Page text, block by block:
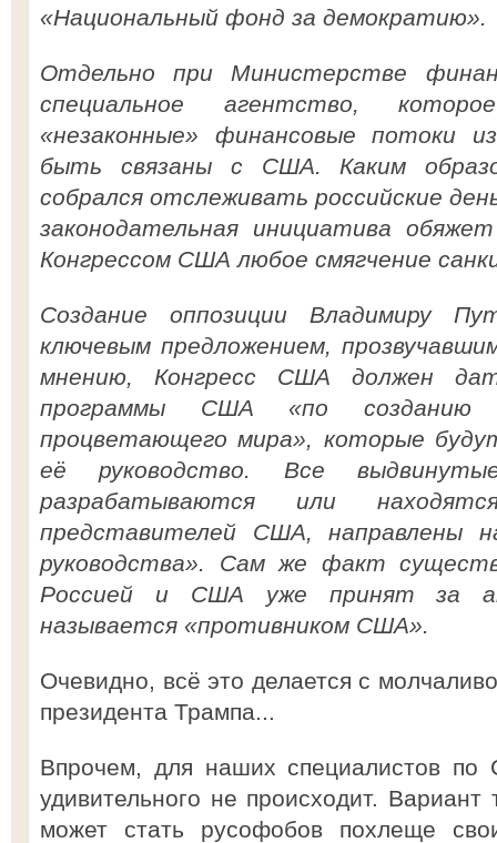
«Национальный фонд за демократию».
Отдельно при Министерстве
специальное агентство,
«незаконные» финансовые потоки
быть связаны с США. Каким
собрался отслеживать российские
законодательная инициатива
Конгрессом США любое смягчение
Создание оппозиции Владимиру
ключевым предложением,
мнению, Конгресс США должен
программы США «по созданию
процветающего мира», которые
её руководство. Все
разрабатываются или
представителей США, направлены
руководства». Сам же факт
Россией и США уже принят за
называется «противником США».
Очевидно, всё это делается с
президента Трампа...
Впрочем, для наших специалистов по
удивительного не происходит. Вариант
может стать русофобов похлеще